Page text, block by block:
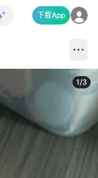
下載App
1/3